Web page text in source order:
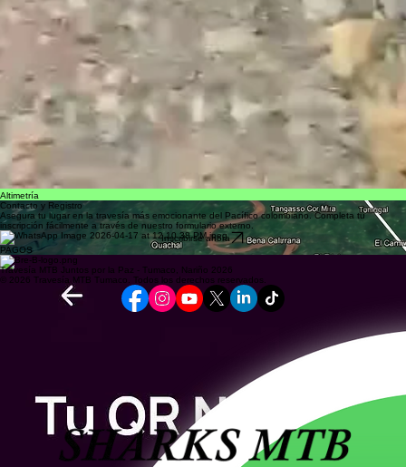
Asegura tu lugar en la travesía más emocionante del Pacífico colombiano. Completa tu
inscripción fácilmente a través de nuestro formulario externo.
Inscribirse ahora
@BPJAIRBAN84
Travesía MTB Juntos por la Paz - Tumaco, Nariño 2026
© 2026 Travesía MTB Tumaco. Todos los derechos reservados.